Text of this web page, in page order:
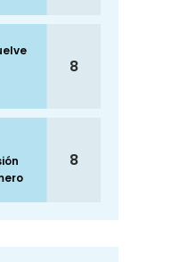
8
8